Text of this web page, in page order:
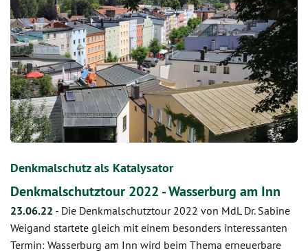
Denkmalschutz als Katalysator
Denkmalschutztour 2022 - Wasserburg am Inn
23.06.22 - Die Denkmalschutztour 2022 von MdL Dr. Sabine
Weigand startete gleich mit einem besonders interessanten
Termin: Wasserburg am Inn wird beim Thema erneuerbare